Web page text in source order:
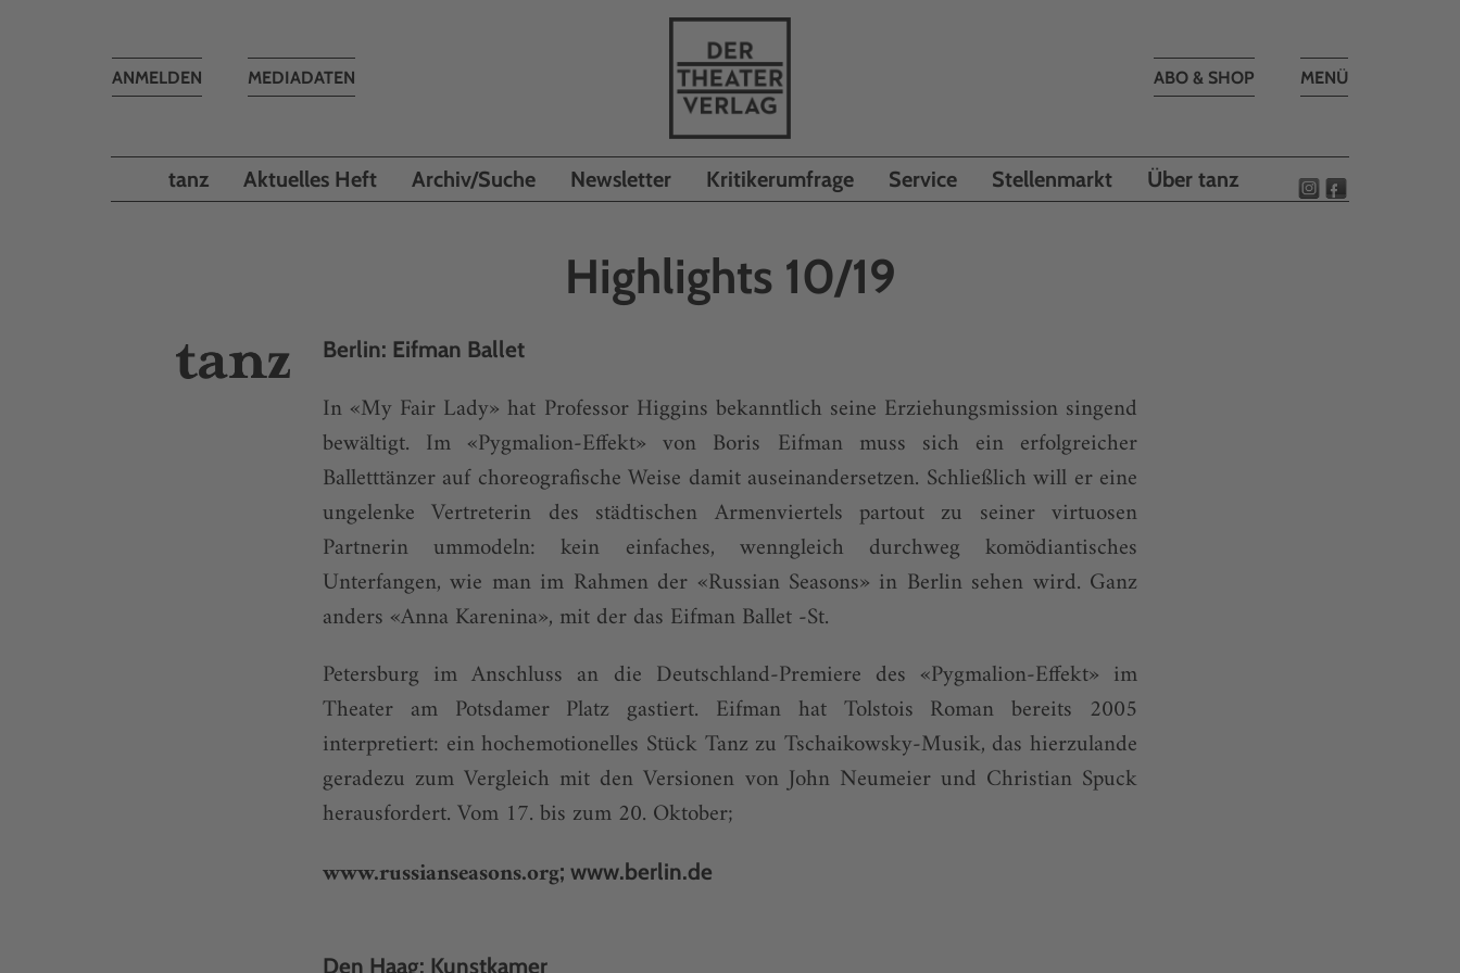
Toggle
MENÜ
ABO & SHOP
MEDIADATEN
Toggle
ANMELDEN
tanz Aktuelles Heft Archiv/Suche Newsletter Kritikerumfrage Service Stellenmarkt Über tanz
Highlights 10/19
Berlin: Eifman Ballet
In «My Fair Lady» hat Professor Higgins bekanntlich seine Erziehungsmission singend
bewältigt. Im «Pygmalion-Effekt» von Boris Eifman muss sich ein erfolgreicher
Balletttänzer auf choreografische Weise damit auseinandersetzen. Schließlich will er eine
ungelenke Vertreterin des städtischen Armenviertels partout zu seiner virtuosen
Partnerin ummodeln: kein einfaches, wenngleich durchweg komödiantisches
Unterfangen, wie man im Rahmen der «Russian Seasons» in Berlin sehen wird. Ganz
anders «Anna Karenina», mit der das Eifman Ballet -St.
Petersburg im Anschluss an die Deutschland-Premiere des «Pygmalion-Effekt» im
Theater am Potsdamer Platz gastiert. Eifman hat Tolstois Roman bereits 2005
interpretiert: ein hochemotionelles Stück Tanz zu Tschaikowsky-Musik, das hierzulande
geradezu zum Vergleich mit den Versionen von John Neumeier und Christian Spuck
herausfordert. Vom 17. bis zum 20. Oktober;
www.russianseasons.org; www.berlin.de
Den Haag: Kunstkamer